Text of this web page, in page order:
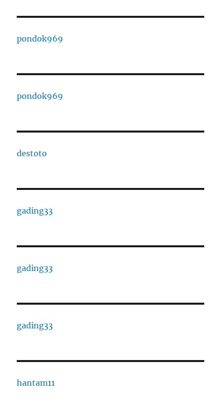
pondok969
pondok969
destoto
gading33
gading33
gading33
hantam11